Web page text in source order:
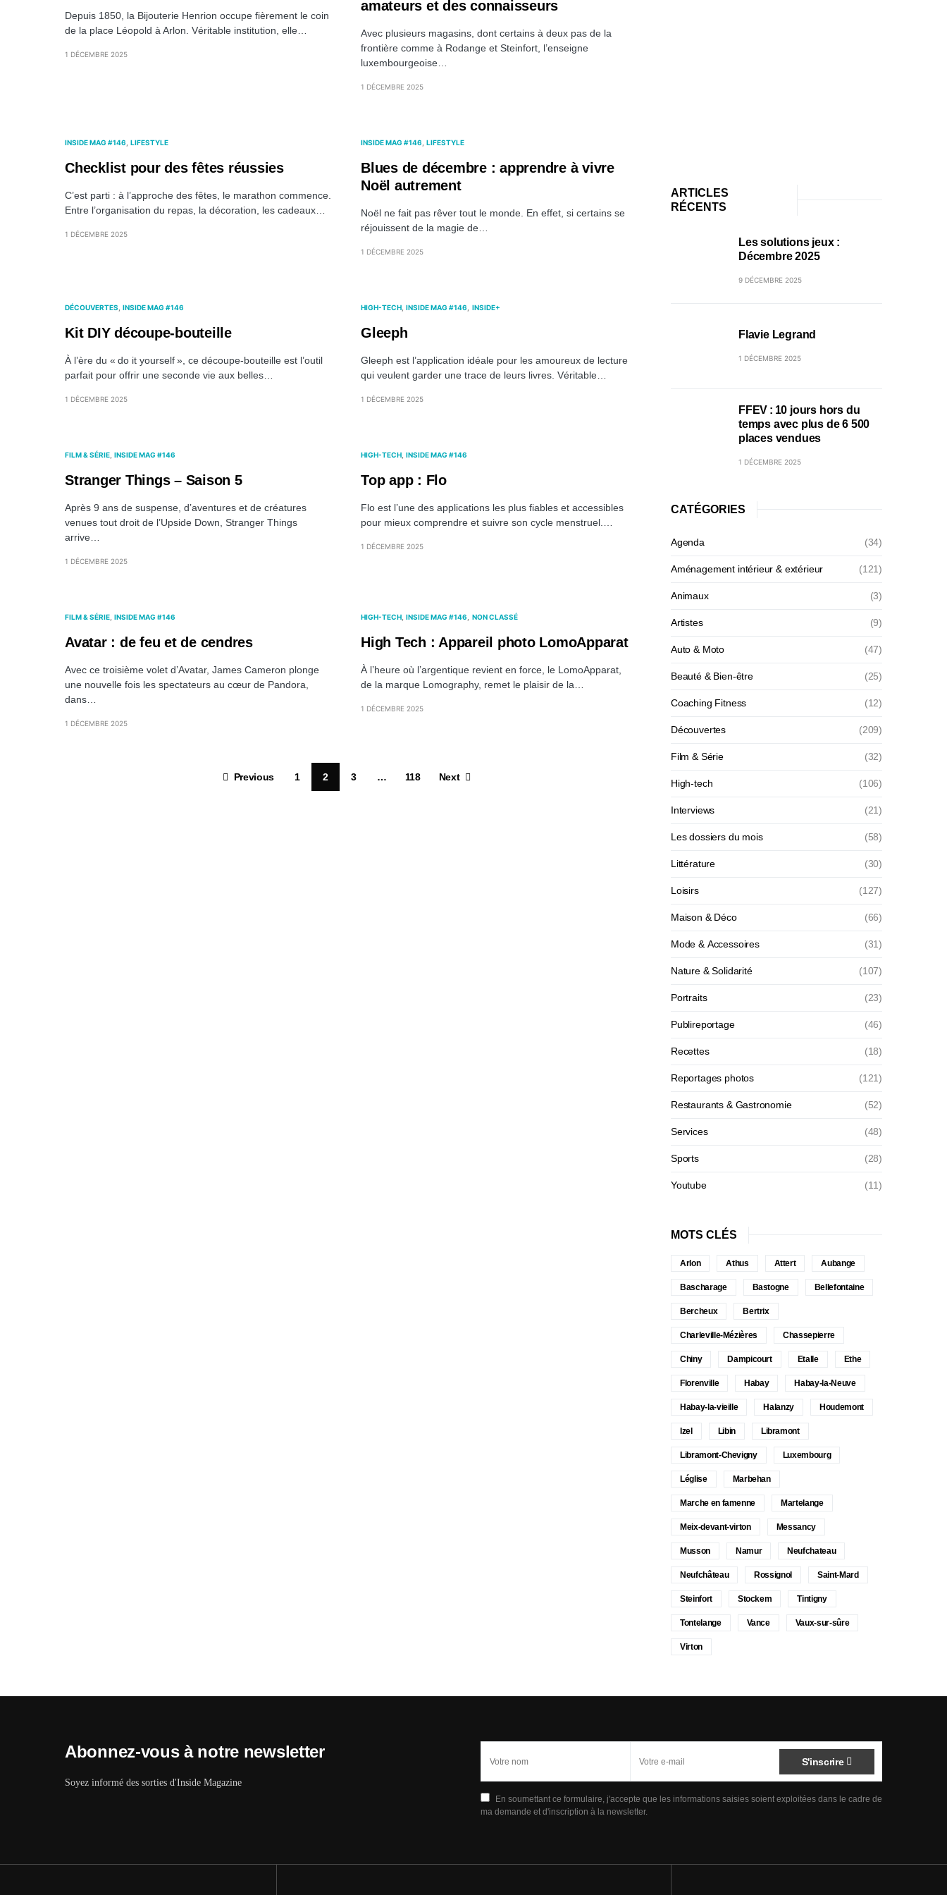
Depuis 1850, la Bijouterie Henrion occupe fièrement le coin
de la place Léopold à Arlon. Véritable institution, elle…
1 DÉCEMBRE 2025
amateurs et des connaisseurs
Avec plusieurs magasins, dont certains à deux pas de la
frontière comme à Rodange et Steinfort, l’enseigne
luxembourgeoise…
1 DÉCEMBRE 2025
INSIDE MAG #146 LIFESTYLE
Checklist pour des fêtes réussies
C’est parti : à l’approche des fêtes, le marathon commence.
Entre l’organisation du repas, la décoration, les cadeaux…
1 DÉCEMBRE 2025
INSIDE MAG #146 LIFESTYLE
Blues de décembre : apprendre à vivre
Noël autrement
Noël ne fait pas rêver tout le monde. En effet, si certains se
réjouissent de la magie de…
1 DÉCEMBRE 2025
DÉCOUVERTES INSIDE MAG #146
Kit DIY découpe-bouteille
À l’ère du « do it yourself », ce découpe-bouteille est l’outil
parfait pour offrir une seconde vie aux belles…
1 DÉCEMBRE 2025
HIGH-TECH INSIDE MAG #146 INSIDE+
Gleeph
Gleeph est l’application idéale pour les amoureux de lecture
qui veulent garder une trace de leurs livres. Véritable…
1 DÉCEMBRE 2025
FILM & SÉRIE INSIDE MAG #146
Stranger Things – Saison 5
Après 9 ans de suspense, d’aventures et de créatures
venues tout droit de l’Upside Down, Stranger Things
arrive…
1 DÉCEMBRE 2025
HIGH-TECH INSIDE MAG #146
Top app : Flo
Flo est l’une des applications les plus fiables et accessibles
pour mieux comprendre et suivre son cycle menstruel.…
1 DÉCEMBRE 2025
FILM & SÉRIE INSIDE MAG #146
Avatar : de feu et de cendres
Avec ce troisième volet d’Avatar, James Cameron plonge
une nouvelle fois les spectateurs au cœur de Pandora,
dans…
1 DÉCEMBRE 2025
HIGH-TECH INSIDE MAG #146 NON CLASSÉ
High Tech : Appareil photo LomoApparat
À l’heure où l’argentique revient en force, le LomoApparat,
de la marque Lomography, remet le plaisir de la…
1 DÉCEMBRE 2025
Previous 1 2 3 … 118 Next
ARTICLES
RÉCENTS
Les solutions jeux :
Décembre 2025
9 DÉCEMBRE 2025
Flavie Legrand
1 DÉCEMBRE 2025
FFEV : 10 jours hors du
temps avec plus de 6 500
places vendues
1 DÉCEMBRE 2025
CATÉGORIES
Agenda (34)
Aménagement intérieur & extérieur (121)
Animaux (3)
Artistes (9)
Auto & Moto (47)
Beauté & Bien-être (25)
Coaching Fitness (12)
Découvertes (209)
Film & Série (32)
High-tech (106)
Interviews (21)
Les dossiers du mois (58)
Littérature (30)
Loisirs (127)
Maison & Déco (66)
Mode & Accessoires (31)
Nature & Solidarité (107)
Portraits (23)
Publireportage (46)
Recettes (18)
Reportages photos (121)
Restaurants & Gastronomie (52)
Services (48)
Sports (28)
Youtube (11)
MOTS CLÉS
Arlon Athus Attert Aubange
Bascharage Bastogne Bellefontaine
Bercheux Bertrix
Charleville-Mézières Chassepierre
Chiny Dampicourt Etalle Ethe
Florenville Habay Habay-la-Neuve
Habay-la-vieille Halanzy Houdemont
Izel Libin Libramont
Libramont-Chevigny Luxembourg
Léglise Marbehan
Marche en famenne Martelange
Meix-devant-virton Messancy
Musson Namur Neufchateau
Neufchâteau Rossignol Saint-Mard
Steinfort Stockem Tintigny
Tontelange Vance Vaux-sur-sûre
Virton
Abonnez-vous à notre newsletter
Soyez informé des sorties d'Inside Magazine
S'inscrire
En soumettant ce formulaire, j'accepte que les informations saisies soient exploitées dans le cadre de
ma demande et d'inscription à la newsletter.